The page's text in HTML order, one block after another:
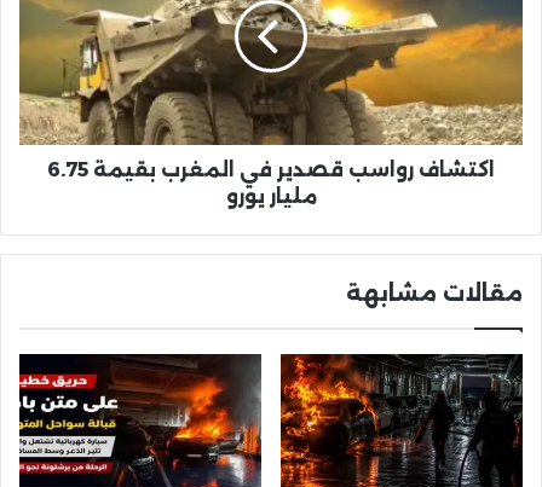
في
المغرب
مليار
يورو
اكتشاف رواسب قصدير في المغرب بقيمة 6.75
مليار يورو
مقالات مشابهة